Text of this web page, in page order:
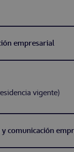
empresarial
vigente)
comunicación